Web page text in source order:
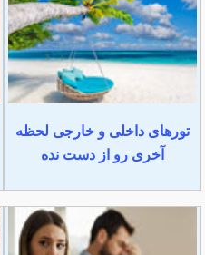
تورهای داخلی و خارجی لحظه
آخری رو از دست نده